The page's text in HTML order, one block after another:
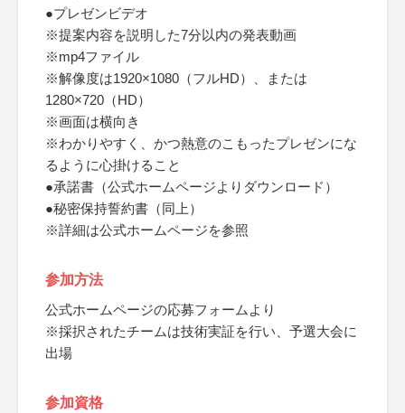
●プレゼンビデオ
※提案内容を説明した7分以内の発表動画
※mp4ファイル
※解像度は1920×1080（フルHD）、または
1280×720（HD）
※画面は横向き
※わかりやすく、かつ熱意のこもったプレゼンにな
るように心掛けること
●承諾書（公式ホームページよりダウンロード）
●秘密保持誓約書（同上）
※詳細は公式ホームページを参照
参加方法
公式ホームページの応募フォームより
※採択されたチームは技術実証を行い、予選大会に
出場
参加資格